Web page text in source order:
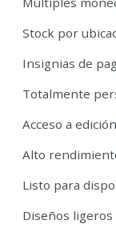
Stock por
Insignias de
Totalmente
Acceso a
Alto
Listo para
Diseños